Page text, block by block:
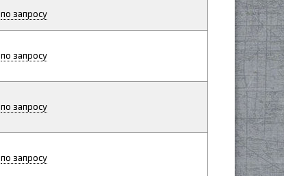
по запросу
по запросу
по запросу
по запросу